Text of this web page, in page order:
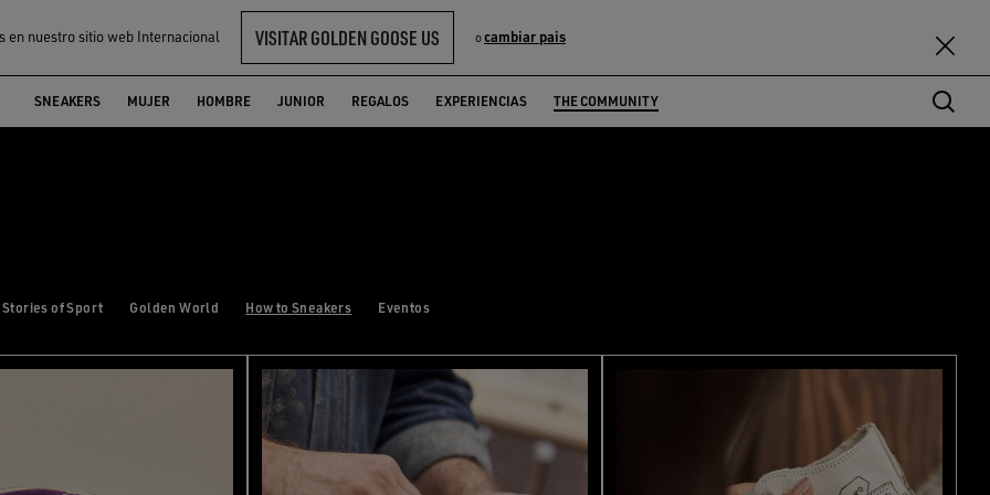
en nuestro sitio web Internacional VISITAR GOLDEN GOOSE US ocambiar pais
SNEAKERS MUJER HOMBRE JUNIOR REGALOS EXPERIENCIAS THE COMMUNITY
Stories of Sport Golden World How to Sneakers Eventos